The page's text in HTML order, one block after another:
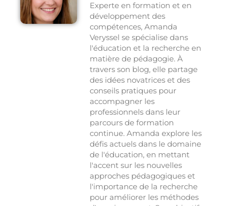
Experte en formation et en
développement des
compétences, Amanda
Veryssel se spécialise dans
l'éducation et la recherche en
matière de pédagogie. À
travers son blog, elle partage
des idées novatrices et des
conseils pratiques pour
accompagner les
professionnels dans leur
parcours de formation
continue. Amanda explore les
défis actuels dans le domaine
de l'éducation, en mettant
l'accent sur les nouvelles
approches pédagogiques et
l'importance de la recherche
pour améliorer les méthodes